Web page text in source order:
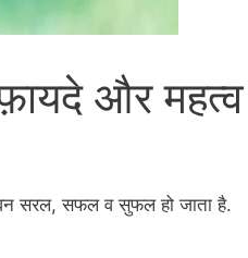
और महत्व
सरल, सफल व सुफल हो जाता है.